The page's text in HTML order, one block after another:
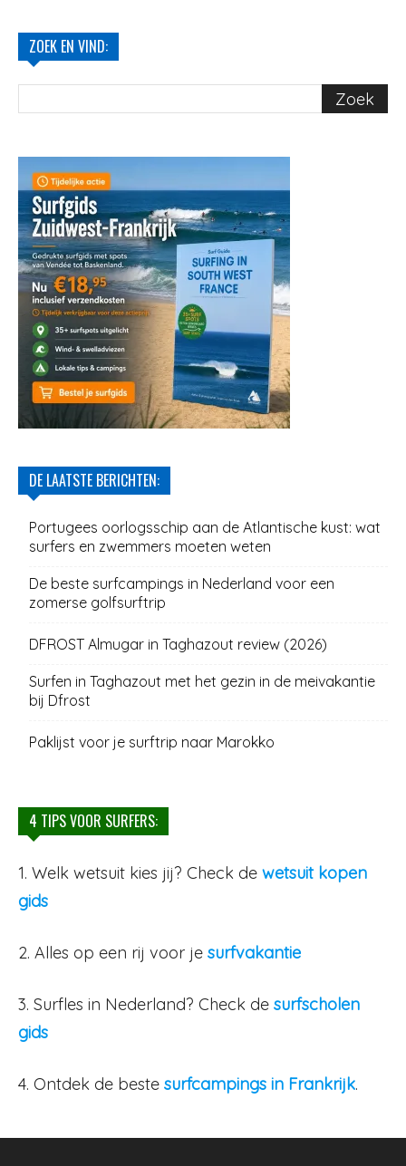
ZOEK EN VIND:
DE LAATSTE BERICHTEN:
Portugees oorlogsschip aan de Atlantische kust: wat
surfers en zwemmers moeten weten
De beste surfcampings in Nederland voor een
zomerse golfsurftrip
DFROST Almugar in Taghazout review (2026)
Surfen in Taghazout met het gezin in de meivakantie
bij Dfrost
Paklijst voor je surftrip naar Marokko
4 TIPS VOOR SURFERS:
1. Welk wetsuit kies jij? Check de wetsuit kopen
gids
2. Alles op een rij voor je surfvakantie
3. Surfles in Nederland? Check de surfscholen
gids
4. Ontdek de beste surfcampings in Frankrijk.